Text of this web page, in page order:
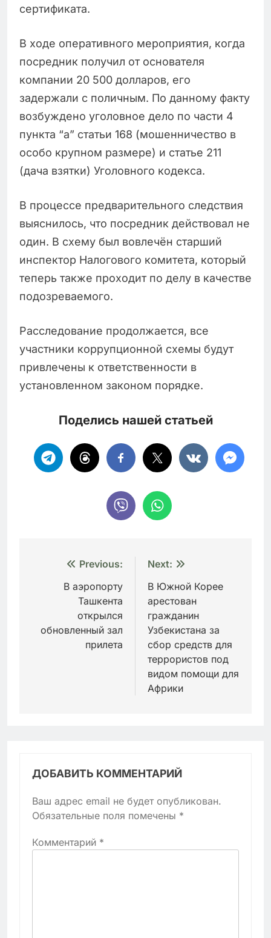
сертификата.
В ходе оперативного мероприятия, когда
посредник получил от основателя
компании 20 500 долларов, его
задержали с поличным. По данному факту
возбуждено уголовное дело по части 4
пункта “а” статьи 168 (мошенничество в
особо крупном размере) и статье 211
(дача взятки) Уголовного кодекса.
В процессе предварительного следствия
выяснилось, что посредник действовал не
один. В схему был вовлечён старший
инспектор Налогового комитета, который
теперь также проходит по делу в качестве
подозреваемого.
Расследование продолжается, все
участники коррупционной схемы будут
привлечены к ответственности в
установленном законом порядке.
Поделись нашей статьей
Навигация
записям
Previous:
В аэропорту
Ташкента
открылся
обновленный зал
прилета
Next:
В Южной Корее
арестован
гражданин
Узбекистана за
сбор средств для
террористов под
видом помощи для
Африки
ДОБАВИТЬ КОММЕНТАРИЙ
Ваш адрес email не будет опубликован.
Обязательные поля помечены *
Комментарий *